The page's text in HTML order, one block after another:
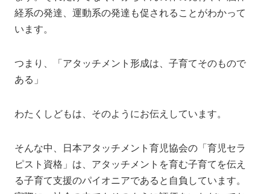
経系の発達、運動系の発達も促されることがわかって
います。
つまり、「アタッチメント形成は、子育てそのもので
ある」
わたくしどもは、そのようにお伝えしています。
そんな中、日本アタッチメント育児協会の「育児セラ
ピスト資格」は、アタッチメントを育む子育てを伝え
る子育て支援のパイオニアであると自負しています。